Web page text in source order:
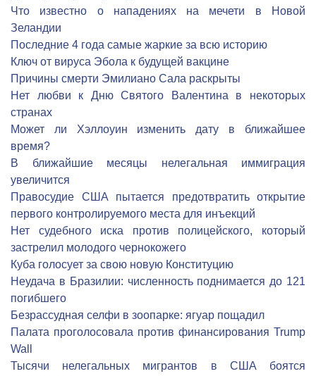
Что известно о нападениях на мечети в Новой
Зеландии
Последние 4 года самые жаркие за всю историю
Ключ от вируса Эбола к будущей вакцине
Причины смерти Эмилиано Сала раскрыты
Нет любви к Дню Святого Валентина в некоторых
странах
Может ли Хэллоуин изменить дату в ближайшее
время?
В ближайшие месяцы нелегальная иммиграция
увеличится
Правосудие США пытается предотвратить открытие
первого контролируемого места для инъекций
Нет судебного иска против полицейского, который
застрелил молодого чернокожего
Куба голосует за свою новую Конституцию
Неудача в Бразилии: численность поднимается до 121
погибшего
Безрассудная селфи в зоопарке: ягуар пощадил
Палата проголосовала против финансирования Trump
Wall
Тысячи нелегальных мигрантов в США боятся